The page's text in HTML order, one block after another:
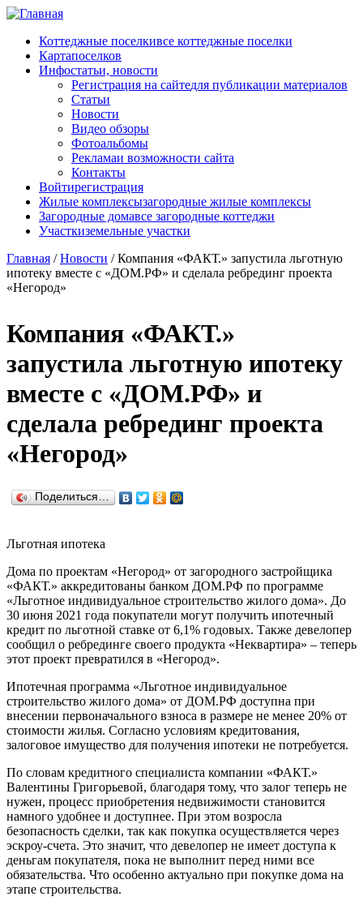
Перейти к основному содержанию
Коттеджные поселкивсе коттеджные поселки
Картапоселков
Инфостатьи, новости
Регистрация на сайтедля публикации материалов
Статьи
Новости
Видео обзоры
Фотоальбомы
Рекламаи возможности сайта
Контакты
Войтирегистрация
Жилые комплексызагородные жилые комплексы
Загородные домавсе загородные коттеджи
Участкиземельные участки
Главная / Новости /Компания «ФАКТ.» запустила льготную
ипотеку вместе с «ДОМ.РФ» и сделала ребрединг проекта
«Негород»
Компания «ФАКТ.»
запустила льготную ипотеку
вместе с «ДОМ.РФ» и
сделала ребрединг проекта
«Негород»
Поделиться…
Льготная ипотека
Дома по проектам «Негород» от загородного застройщика
«ФАКТ.» аккредитованы банком ДОМ.РФ по программе
«Льготное индивидуальное строительство жилого дома». До
30 июня 2021 года покупатели могут получить ипотечный
кредит по льготной ставке от 6,1% годовых. Также девелопер
сообщил о ребрединге своего продукта «Неквартира» – теперь
этот проект превратился в «Негород».
Ипотечная программа «Льготное индивидуальное
строительство жилого дома» от ДОМ.РФ доступна при
внесении первоначального взноса в размере не менее 20% от
стоимости жилья. Согласно условиям кредитования,
залоговое имущество для получения ипотеки не потребуется.
По словам кредитного специалиста компании «ФАКТ.»
Валентины Григорьевой, благодаря тому, что залог теперь не
нужен, процесс приобретения недвижимости становится
намного удобнее и доступнее. При этом возросла
безопасность сделки, так как покупка осуществляется через
эскроу-счета. Это значит, что девелопер не имеет доступа к
деньгам покупателя, пока не выполнит перед ними все
обязательства. Что особенно актуально при покупке дома на
этапе строительства.